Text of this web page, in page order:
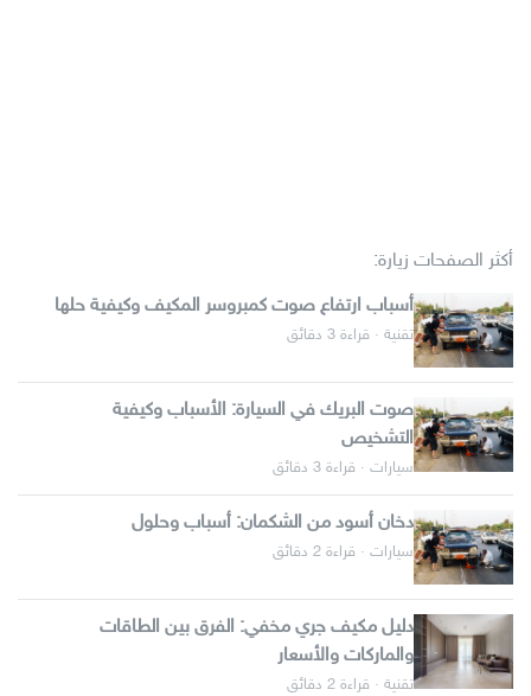
أكثر الصفحات زيارة:
أسباب ارتفاع صوت كمبروسر المكيف وكيفية حلها
تقنية · قراءة 3 دقائق
صوت البريك في السيارة: الأسباب وكيفية
التشخيص
سيارات · قراءة 3 دقائق
دخان أسود من الشكمان: أسباب وحلول
سيارات · قراءة 2 دقائق
دليل مكيف جري مخفي: الفرق بين الطاقات
والماركات والأسعار
تقنية · قراءة 2 دقائق